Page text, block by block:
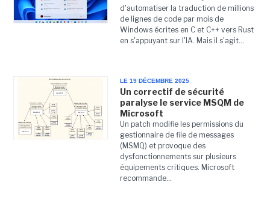
d'automatiser la traduction de millions
de lignes de code par mois de
Windows écrites en C et C++ vers Rust
en s'appuyant sur l'IA. Mais il s'agit...
LE 19 DÉCEMBRE 2025
Un correctif de sécurité
paralyse le service MSQM de
Microsoft
Un patch modifie les permissions du
gestionnaire de file de messages
(MSMQ) et provoque des
dysfonctionnements sur plusieurs
équipements critiques. Microsoft
recommande...